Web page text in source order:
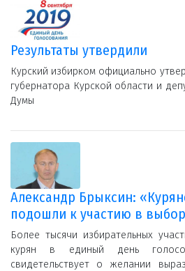
Результаты утвердили
Курский избирком официально
губернатора Курской области и
Думы
Александр Брыксин:
подошли к участию в
Более тысячи избирательных
курян в единый день
свидетельствует о желании